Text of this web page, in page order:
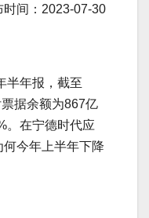
时间：2023-07-30
半年报，截至
据余额为867亿
。在宁德时代应
今年上半年下降